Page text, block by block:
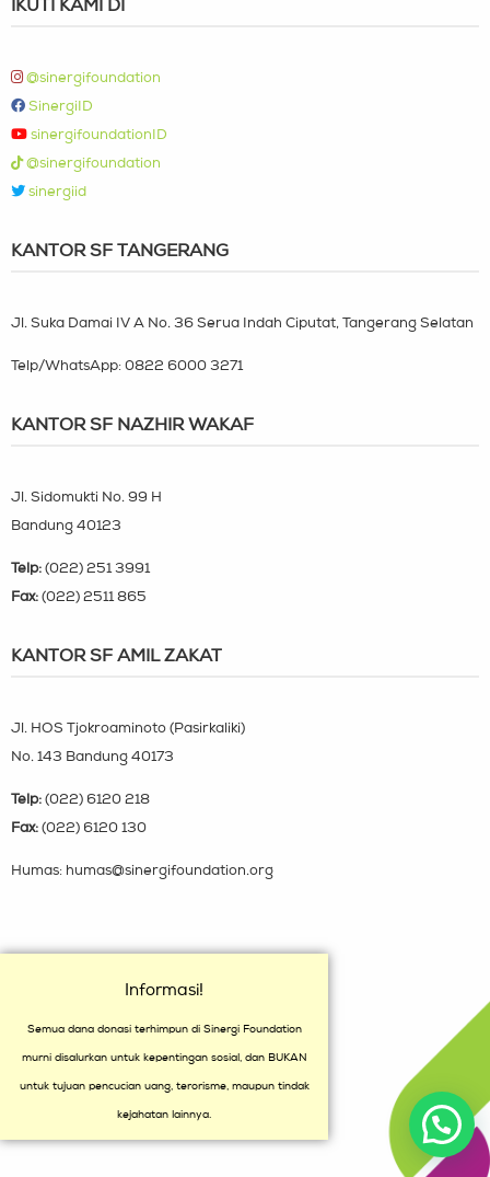
IKUTI KAMI DI
@sinergifoundation
SinergiID
sinergifoundationID
@sinergifoundation
sinergiid
KANTOR SF TANGERANG
Jl. Suka Damai IV A No. 36 Serua Indah Ciputat, Tangerang Selatan
Telp/WhatsApp: 0822 6000 3271
KANTOR SF NAZHIR WAKAF
Jl. Sidomukti No. 99 H
Bandung 40123
Telp: (022) 251 3991
Fax: (022) 2511 865
KANTOR SF AMIL ZAKAT
Jl. HOS Tjokroaminoto (Pasirkaliki)
No. 143 Bandung 40173
Telp: (022) 6120 218
Fax: (022) 6120 130
Humas: humas@sinergifoundation.org
Informasi!
Semua dana donasi terhimpun di Sinergi Foundation
murni disalurkan untuk kepentingan sosial, dan BUKAN
untuk tujuan pencucian uang, terorisme, maupun tindak
kejahatan lainnya.